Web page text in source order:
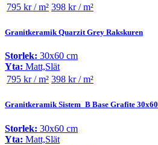
795 kr / m² 398 kr / m²
Granitkeramik Quarzit Grey Rakskuren
Storlek: 30x60 cm
Yta: Matt,Slät
795 kr / m² 398 kr / m²
Granitkeramik Sistem_B Base Grafite 30x60
Storlek: 30x60 cm
Yta: Matt,Slät